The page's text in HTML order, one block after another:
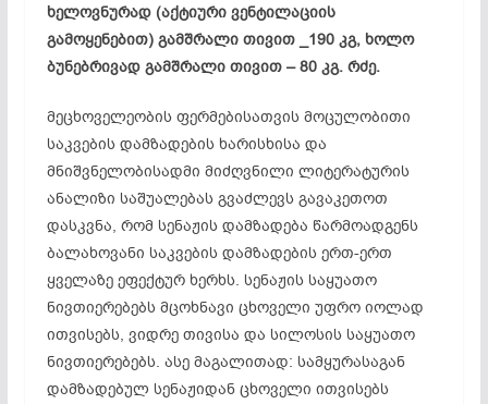
ხელოვნურად (აქტიური ვენტილაციის
გამოყენებით) გამშრალი თივით _190 კგ, ხოლო
ბუნებრივად გამშრალი თივით – 80 კგ. რძე.
მეცხოველეობის ფერმებისათვის მოცულობითი
საკვების დამზადების ხარისხისა და
მნიშვნელობისადმი მიძღვნილი ლიტერატურის
ანალიზი საშუალებას გვაძლევს გავაკეთოთ
დასკვნა, რომ სენაჟის დამზადება წარმოადგენს
ბალახოვანი საკვების დამზადების ერთ-ერთ
ყველაზე ეფექტურ ხერხს. სენაჟის საყუათო
ნივთიერებებს მცოხნავი ცხოველი უფრო იოლად
ითვისებს, ვიდრე თივისა და სილოსის საყუათო
ნივთიერებებს. ასე მაგალითად: სამყურასაგან
დამზადებულ სენაჟიდან ცხოველი ითვისებს